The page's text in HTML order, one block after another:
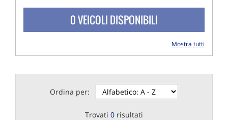
0 VEICOLI DISPONIBILI
Mostra tutti
Ordina per:
Trovati 0 risultati